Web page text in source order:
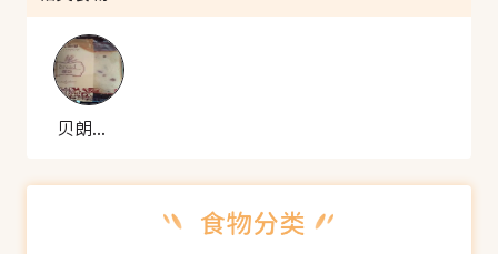
贝朗司 蔓越莓切片